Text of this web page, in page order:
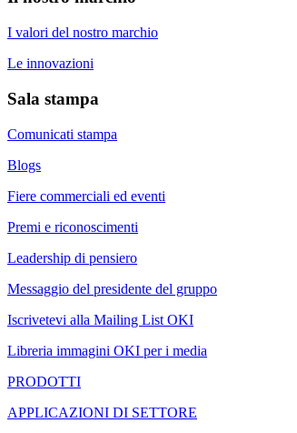
I valori del nostro marchio
Le innovazioni
Sala stampa
Comunicati stampa
Blogs
Fiere commerciali ed eventi
Premi e riconoscimenti
Leadership di pensiero
Messaggio del presidente del gruppo
Iscrivetevi alla Mailing List OKI
Libreria immagini OKI per i media
PRODOTTI
APPLICAZIONI DI SETTORE